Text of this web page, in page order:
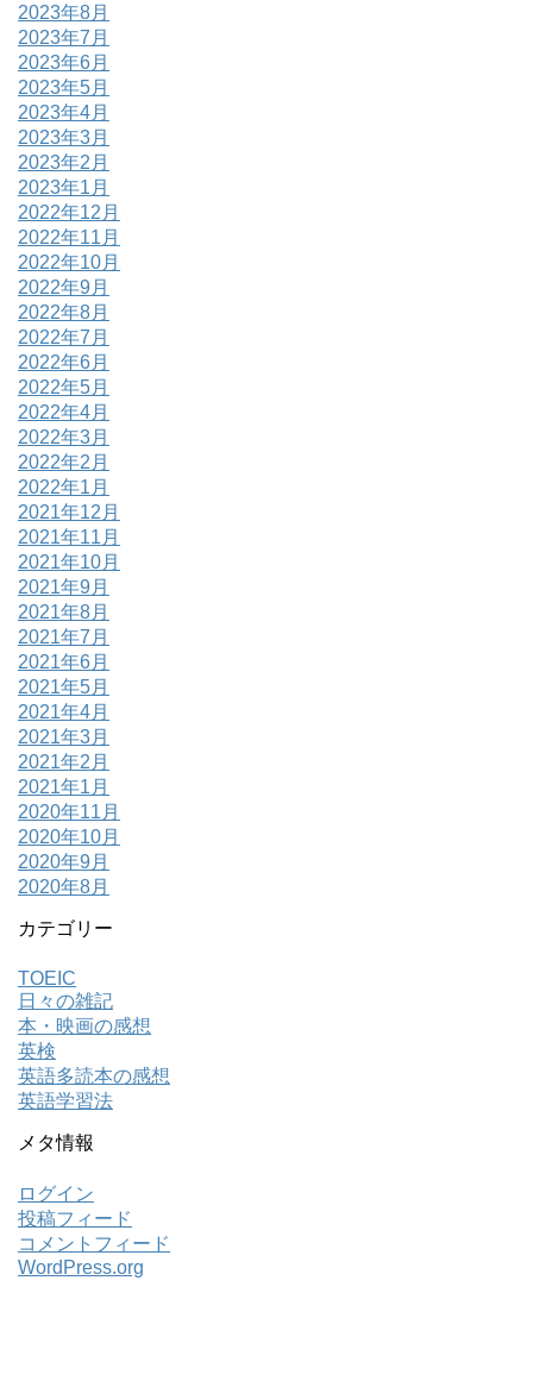
2023年8月
2023年7月
2023年6月
2023年5月
2023年4月
2023年3月
2023年2月
2023年1月
2022年12月
2022年11月
2022年10月
2022年9月
2022年8月
2022年7月
2022年6月
2022年5月
2022年4月
2022年3月
2022年2月
2022年1月
2021年12月
2021年11月
2021年10月
2021年9月
2021年8月
2021年7月
2021年6月
2021年5月
2021年4月
2021年3月
2021年2月
2021年1月
2020年11月
2020年10月
2020年9月
2020年8月
カテゴリー
TOEIC
日々の雑記
本・映画の感想
英検
英語多読本の感想
英語学習法
メタ情報
ログイン
投稿フィード
コメントフィード
WordPress.org